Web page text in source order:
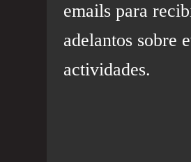
emails para
adelantos sobre
actividades.